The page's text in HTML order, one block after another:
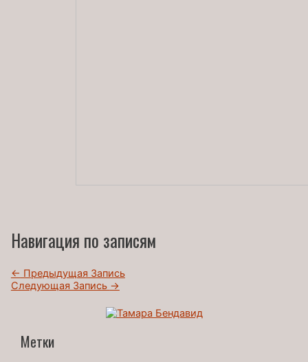
Навигация по записям
← Предыдущая Запись
Следующая Запись →
Метки